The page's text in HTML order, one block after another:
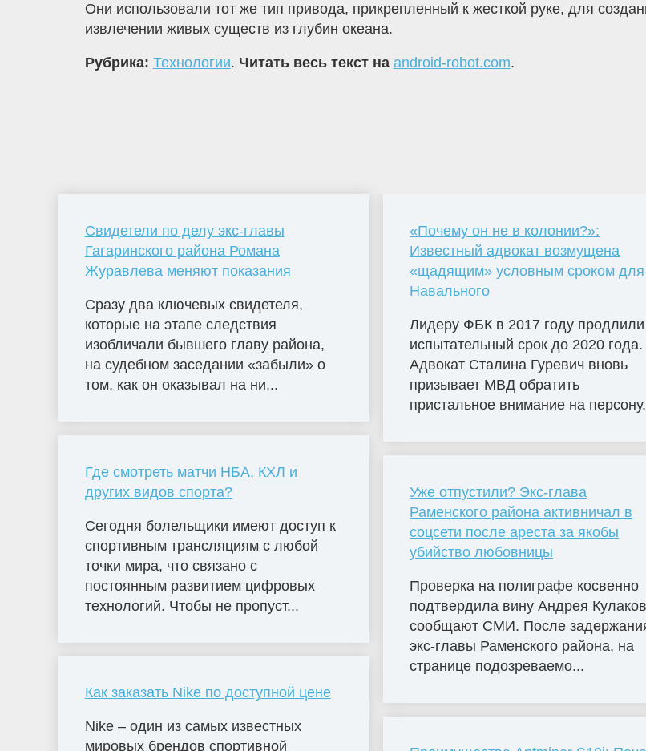
Они использовали тот же тип привода, прикрепленный к жесткой руке, для
извлечении живых существ из глубин океана.
Рубрика: Технологии. Читать весь текст на android-robot.com.
Свидетели по делу экс-главы
Гагаринского района Романа
Журавлева меняют показания
Сразу два ключевых свидетеля,
которые на этапе следствия
изобличали бывшего главу района,
на судебном заседании «забыли» о
том, как он оказывал на ни...
Где смотреть матчи НБА, КХЛ и
других видов спорта?
Сегодня болельщики имеют доступ к
спортивным трансляциям с любой
точки мира, что связано с
постоянным развитием цифровых
технологий. Чтобы не пропуст...
Как заказать Nike по доступной цене
Nike – один из самых известных
мировых брендов спортивной
«Почему он не в колонии?»:
Известный адвокат возмущена
«щадящим» условным сроком для
Навального
Лидеру ФБК в 2017 году продлили
испытательный срок до 2020 года.
Адвокат Сталина Гуревич вновь
призывает МВД обратить
пристальное внимание на
Уже отпустили? Экс-глава
Раменского района активничал в
соцсети после ареста за якобы
убийство любовницы
Проверка на полиграфе косвенно
подтвердила вину Андрея
сообщают СМИ. После
экс-главы Раменского района, на
странице подозреваемо...